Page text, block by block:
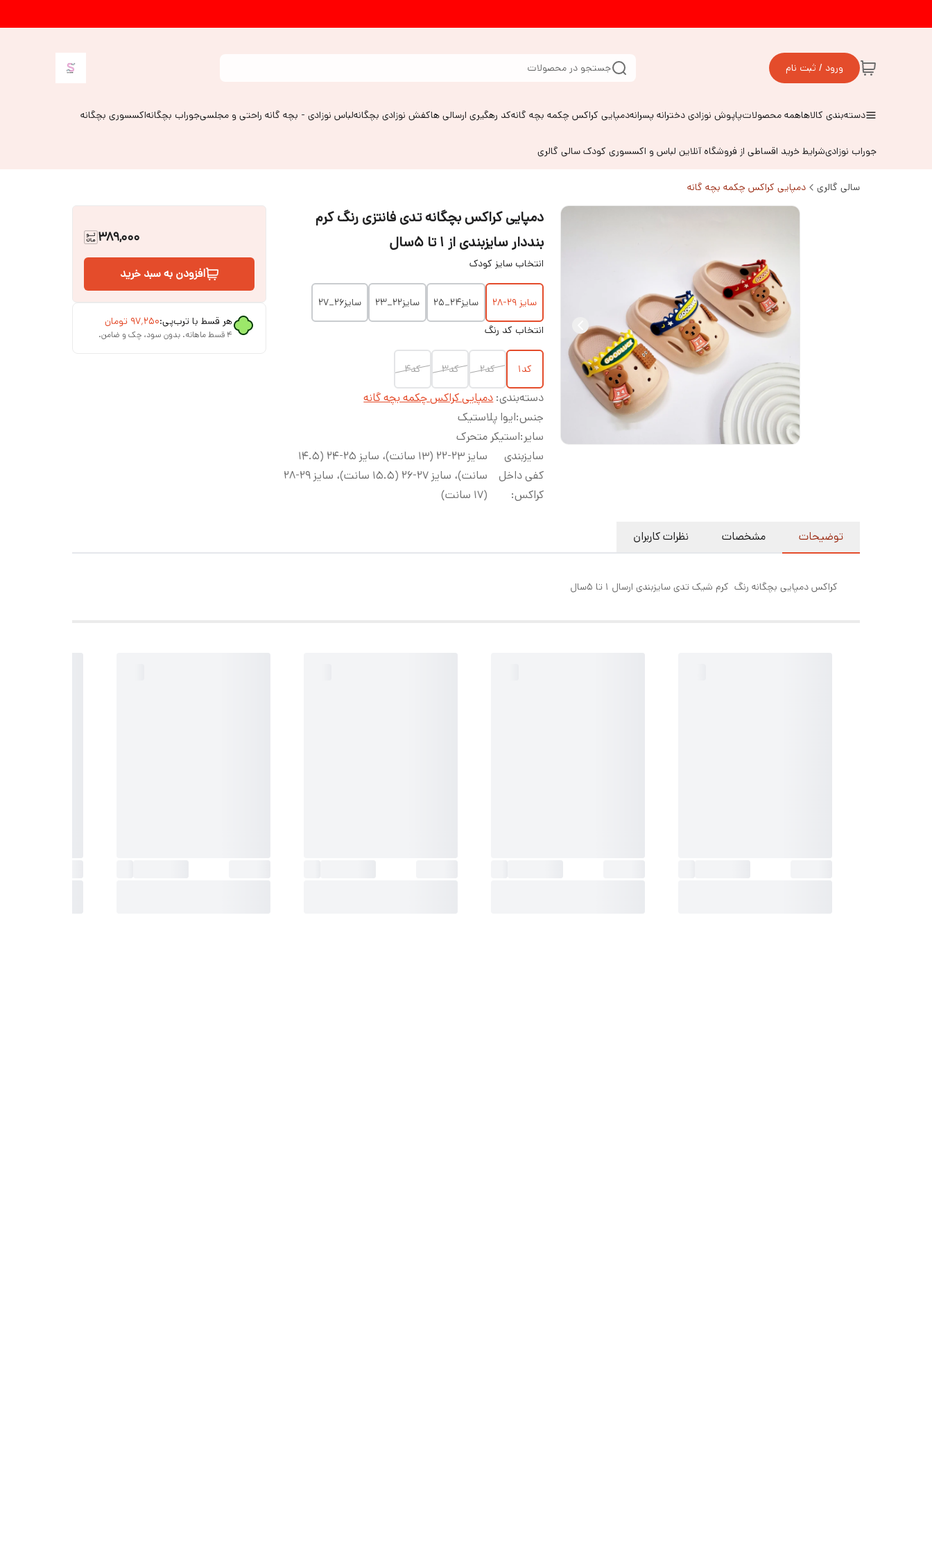
ورود / ثبت نام جستجو در محصولات
دسته‌بندی کالاهاهمه محصولاتپاپوش نوزادی دخترانه پسرانهدمپایی کراکس چکمه بچه گانهکد رهگیری ارسالی هاکفش نوزادی بچگانهلباس نوزادی - بچه گانه راحتی و مجلسیجوراب بچگانهاکسسوری بچگانه
جوراب نوزادیشرایط خرید اقساطی از فروشگاه آنلاین لباس و اکسسوری کودک سالی گالری
سالی گالری دمپایی کراکس چکمه بچه گانه
دمپایی کراکس بچگانه تدی فانتزی رنگ کرم
بنددار سایزبندی از ۱ تا ۵سال
انتخاب سایز کودک
سایز ۲۹-۲۸ سایز۲۴_۲۵ سایز۲۲_۲۳
سایز۲۶_۲۷
انتخاب کد رنگ
کد۱ کد۲ کد۳ کد۴
دسته‌بندی:دمپایی کراکس چکمه بچه گانه
جنس:ایوا پلاستیک
سایر:استیکر متحرک
سایزبندی
کفی داخل
کراکس:
سایز ۲۳-۲۲ (۱۳ سانت)، سایز ۲۵-۲۴ (۱۴.۵
سانت)، سایز ۲۷-۲۶ (۱۵.۵ سانت)، سایز ۲۹-۲۸
(۱۷ سانت)
389,000
افزودن به سبد خرید
هر قسط با ترب‌پی:۹۷٬۲۵۰ تومان
۴ قسط ماهانه. بدون سود، چک و ضامن.
توضیحات مشخصات نظرات کاربران
کراکس دمپایی بچگانه رنگ کرم شیک تدی سایزبندی ارسال ۱ تا ۵سال